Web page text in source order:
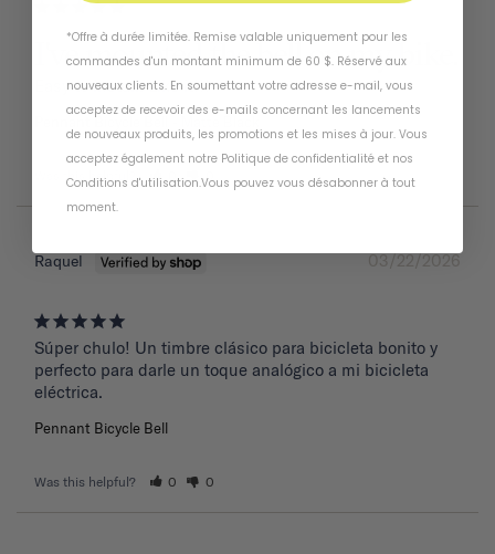
I've mounted the bell on my bike.
Easy to install. Like it!!!
Pennant Bicycle Bell
Was this helpful? 0
03/22/2026
Raquel
Súper chulo! Un timbre clásico para bicicleta bonito y
perfecto para darle un toque analógico a mi bicicleta
eléctrica.
Pennant Bicycle Bell
Was this helpful? 0 0
*Offre à durée limitée. Remise valable uniquement pour les
commandes d'un montant minimum de 60 $. Réservé aux
nouveaux clients. En soumettant votre adresse e-mail, vous
acceptez de recevoir des e-mails concernant les lancements
de nouveaux produits, les promotions et les mises à jour. Vous
acceptez également notre Politique de confidentialité et nos
Conditions d'utilisation.Vous pouvez vous désabonner à tout
moment.